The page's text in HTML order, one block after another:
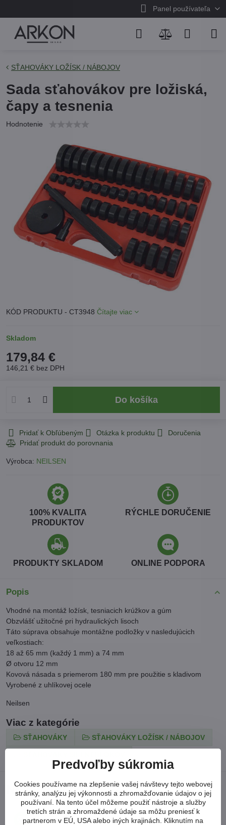
Panel používateľa
SŤAHOVÁKY LOŽÍSK / NÁBOJOV
Sada sťahovákov pre ložiská,
čapy a tesnenia
Hodnotenie
KÓD PRODUKTU - CT3948 Čítajte viac
Skladom
179,84 €
146,21 € bez DPH
Do košíka
Pridať k Obľúbeným Otázka k produktu Doručenia
Výrobca: NEILSEN
100% KVALITA
PRODUKTOV
RÝCHLE DORUČENIE
PRODUKTY SKLADOM ONLINE PODPORA
Popis
Vhodné na montáž ložísk, tesniacich krúžkov a gúm
Obzvlášť užitočné pri hydraulických lisoch
Táto súprava obsahuje montážne podložky v nasledujúcich
veľkostiach:
18 až 65 mm (každý 1 mm) a 74 mm
Ø otvoru 12 mm
Kovová násada s priemerom 180 mm pre použitie s kladivom
Vyrobené z uhlíkovej ocele
Neilsen
Viac z kategórie
SŤAHOVÁKY SŤAHOVÁKY LOŽÍSK / NÁBOJOV
Neviete si poradiť?
arkonsksro​@gmail​.com
Predvoľby súkromia
Cookies používame na zlepšenie vašej návštevy tejto webovej
stránky, analýzu jej výkonnosti a zhromažďovanie údajov o jej
používaní. Na tento účel môžeme použiť nástroje a služby
tretích strán a zhromaždené údaje sa môžu preniesť k
partnerom v EÚ, USA alebo iných krajinách. Kliknutím na